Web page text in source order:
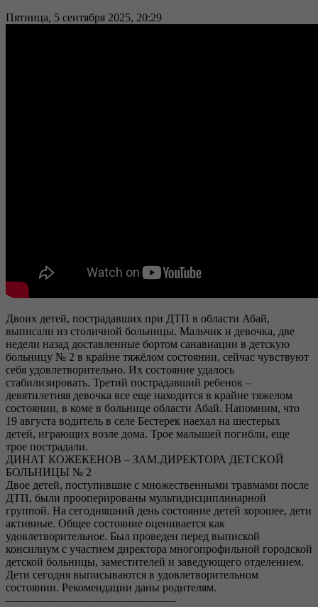
Пятница, 5 сентября 2025, 20:29
Двоих детей, пострадавших при ДТП в области Абай,
выписали из столичной больницы. Мальчик и девочка, две
недели назад доставленные бортом санавиации в детскую
больницу № 2 в крайне тяжёлом состоянии, сейчас чувствуют
себя удовлетворительно. Их состояние удалось
стабилизировать. Третий пострадавший ребенок –
девятилетняя девочка все еще находится в крайне тяжелом
состоянии, в коме в больнице области Абай. Напомним, что
19 августа водитель в селе Бестерек наехал на шестерых
детей, играющих возле дома. Трое малышей погибли, еще
трое пострадали.
ДИНАТ КОЖЕКЕНОВ – ЗАМ.ДИРЕКТОРА ДЕТСКОЙ
БОЛЬНИЦЫ № 2
Двое детей, поступившие с множественными травмами после
ДТП, были прооперированы мультидисциплинарной
группой. На сегодняшний день состояние детей хорошее, дети
активные. Общее состояние оценивается как
удовлетворительное. Был проведен перед выпиской
консилиум с участием директора многопрофильной городской
детской больницы, заместителей и заведующего отделением.
Дети сегодня выписываются в удовлетворительном
состоянии. Рекомендации даны родителям.
———————————————